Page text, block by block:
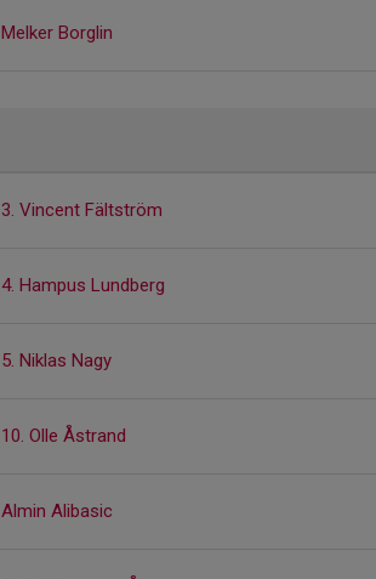
Melker Borglin
3. Vincent Fältström
4. Hampus Lundberg
5. Niklas Nagy
10. Olle Åstrand
Almin Alibasic